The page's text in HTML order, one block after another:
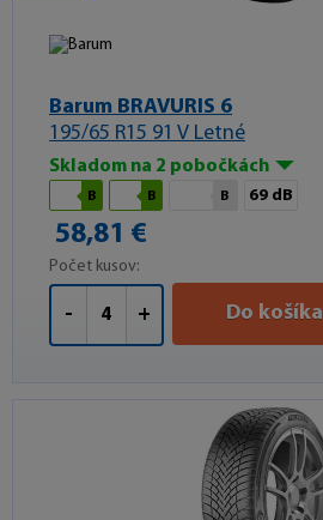
Barum BRAVURIS 6
195/65 R15 91 V Letné
Skladom na 2 pobočkách
B B B 69 dB
58,81 €
Počet kusov:
- + Do košíka